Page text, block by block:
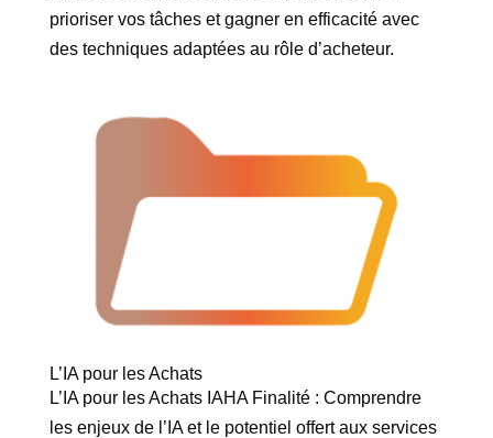
prioriser vos tâches et gagner en efficacité avec
des techniques adaptées au rôle d’acheteur.
L’IA pour les Achats
L’IA pour les Achats IAHA Finalité : Comprendre
les enjeux de l’IA et le potentiel offert aux services